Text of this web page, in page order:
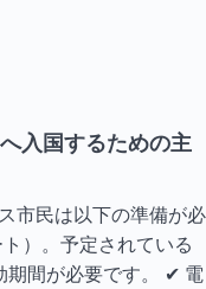
入国するための主
市民は以下の準備が必
）。予定されている
期間が必要です。 ✔ 電